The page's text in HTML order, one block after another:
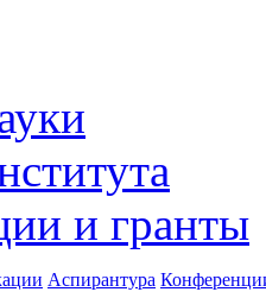
и гранты
Аспирантура